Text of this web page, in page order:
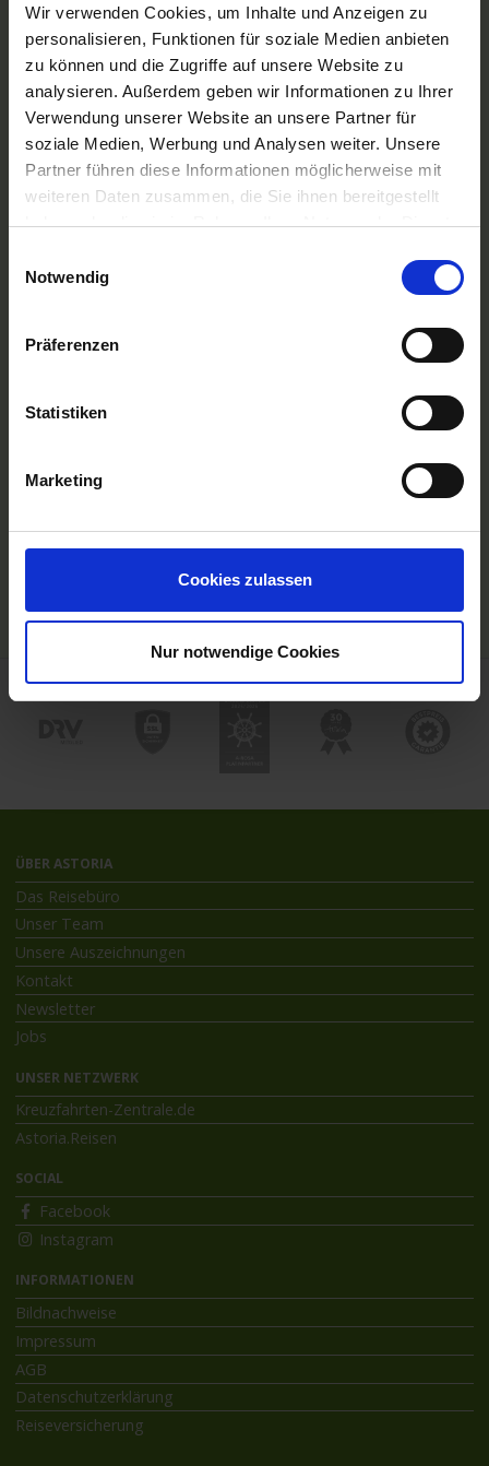
Wir verwenden Cookies, um Inhalte und Anzeigen zu
personalisieren, Funktionen für soziale Medien anbieten
zu können und die Zugriffe auf unsere Website zu
analysieren. Außerdem geben wir Informationen zu Ihrer
Verwendung unserer Website an unsere Partner für
soziale Medien, Werbung und Analysen weiter. Unsere
Partner führen diese Informationen möglicherweise mit
weiteren Daten zusammen, die Sie ihnen bereitgestellt
haben oder die sie im Rahmen Ihrer Nutzung der Dienste
Notwendig
Präferenzen
Statistiken
Marketing
Cookies zulassen
Nur notwendige Cookies
A-ROSA Flussschiff GmbH
Nicko Cruises Flussreisen
PLANTOURS Kreuzfahrten
AMADEUS Flusskreuzfahrten
1AVista Flussreisen
TOP Reiseziele
Flussreisen Deutschland
Flussreise Osteuropa
Asien Flusskreuzfahrten
Nilkreuzfahrt
MS Alina
MS Anesha
MS Elegant Lady
TOP Themen
Flussreisen mit An- und Abreise
Deutschsprachiger Gästeservice
Last Minute Flusskreuzfahrten
Kreuzfahrthäfen
ÜBER ASTORIA
Das Reisebüro
Unser Team
Unsere Auszeichnungen
Kontakt
Newsletter
Jobs
UNSER NETZWERK
Kreuzfahrten-Zentrale.de
Astoria.Reisen
SOCIAL
Facebook
Instagram
INFORMATIONEN
Bildnachweise
Impressum
AGB
Datenschutzerklärung
Reiseversicherung